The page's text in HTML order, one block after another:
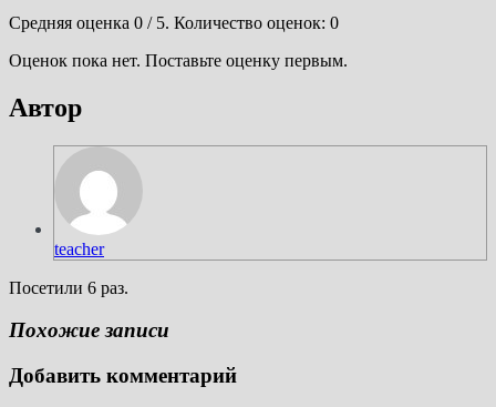
Средняя оценка 0 / 5. Количество оценок: 0
Оценок пока нет. Поставьте оценку первым.
Автор
teacher
Посетили 6 раз.
Похожие записи
Добавить комментарий